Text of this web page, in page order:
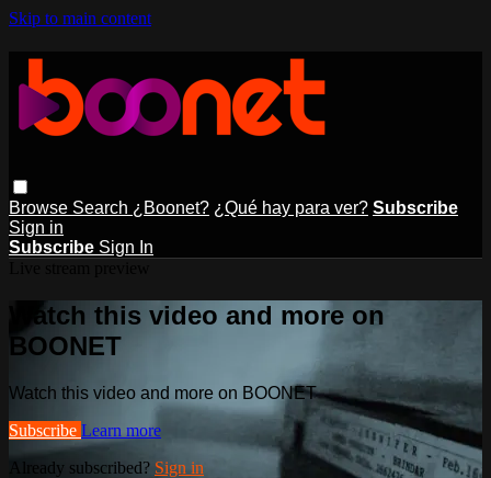
Skip to main content
Browse Search ¿Boonet? ¿Qué hay para ver? Subscribe
Sign in
Subscribe Sign In
Watch this video and more on
BOONET
Watch this video and more on BOONET
Subscribe Learn more
Already subscribed? Sign in